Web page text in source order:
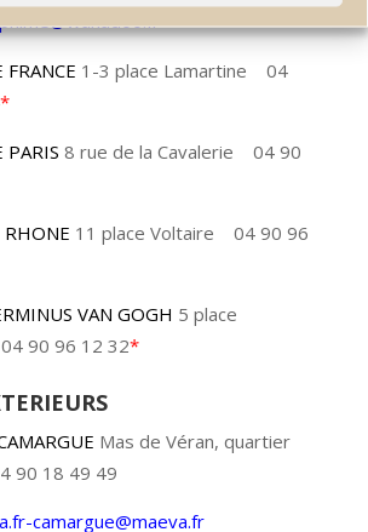
1-3 place Lamartine 04
*
8 rue de la Cavalerie 04 90
11 place Voltaire 04 90 96
VAN GOGH 5 place
90 96 12 32*
Mas de Véran, quartier
90 18 49 49
camargue@maeva.fr